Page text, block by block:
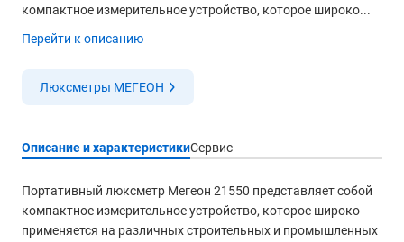
компактное измерительное устройство, которое широко...
Перейти к описанию
Люксметры МЕГЕОН
Описание и характеристикиСервис
Портативный люксметр Мегеон 21550 представляет собой
компактное измерительное устройство, которое широко
применяется на различных строительных и промышленных